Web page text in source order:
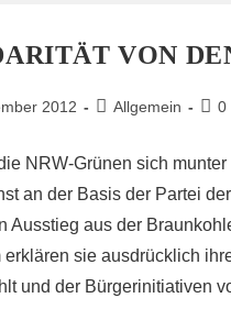
VON
2012
Beitrags-
Allgemein 0
NRW-Grünen sich
an der Basis der Partei
Ausstieg aus der
erklären sie ausdrücklich
und der Bürgerinitiativen